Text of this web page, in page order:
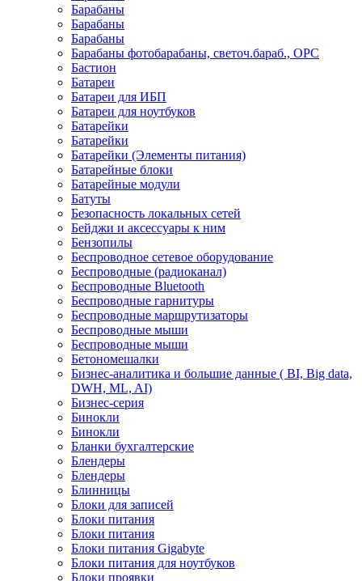
Барабаны
Барабаны
Барабаны
Барабаны фотобарабаны, светоч.бараб., OPC
Бастион
Батареи
Батареи для ИБП
Батареи для ноутбуков
Батарейки
Батарейки
Батарейки (Элементы питания)
Батарейные блоки
Батарейные модули
Батуты
Безопасность локальных сетей
Бейджи и аксесcуары к ним
Бензопилы
Беспроводное сетевое оборудование
Беспроводные (радиоканал)
Беспроводные Bluetooth
Беспроводные гарнитуры
Беспроводные маршрутизаторы
Беспроводные мыши
Беспроводные мыши
Бетономешалки
Бизнес-аналитика и большие данные ( BI, Big data,
DWH, ML, AI)
Бизнес-серия
Бинокли
Бинокли
Бланки бухгалтерские
Блендеры
Блендеры
Блинницы
Блоки для записей
Блоки питания
Блоки питания
Блоки питания Gigabyte
Блоки питания для ноутбуков
Блоки проявки